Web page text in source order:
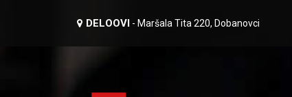
DELOOVI - Maršala Tita 220, Dobanovci